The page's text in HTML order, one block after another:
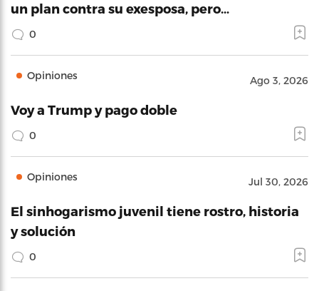
un plan contra su exesposa, pero…
0
Opiniones Ago 3, 2026
Voy a Trump y pago doble
0
Opiniones Jul 30, 2026
El sinhogarismo juvenil tiene rostro, historia
y solución
0